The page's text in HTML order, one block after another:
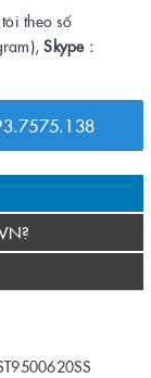
theo số
Skype :